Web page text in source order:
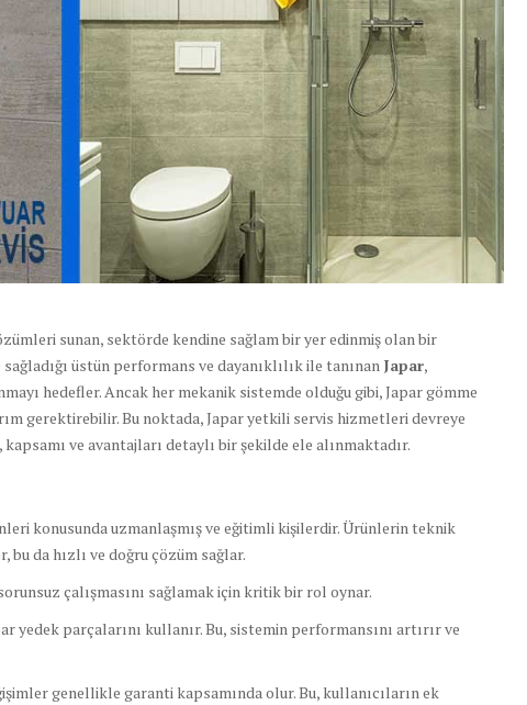
sunan, sektörde kendine sağlam bir yer edinmiş olan bir
üstün performans ve dayanıklılık ile tanınan Japar,
hedefler. Ancak her mekanik sistemde olduğu gibi, Japar gömme
gerektirebilir. Bu noktada, Japar yetkili servis hizmetleri devreye
ve avantajları detaylı bir şekilde ele alınmaktadır.
konusunda uzmanlaşmış ve eğitimli kişilerdir. Ürünlerin teknik
da hızlı ve doğru çözüm sağlar.
çalışmasını sağlamak için kritik bir rol oynar.
yedek parçalarını kullanır. Bu, sistemin performansını artırır ve
genellikle garanti kapsamında olur. Bu, kullanıcıların ek